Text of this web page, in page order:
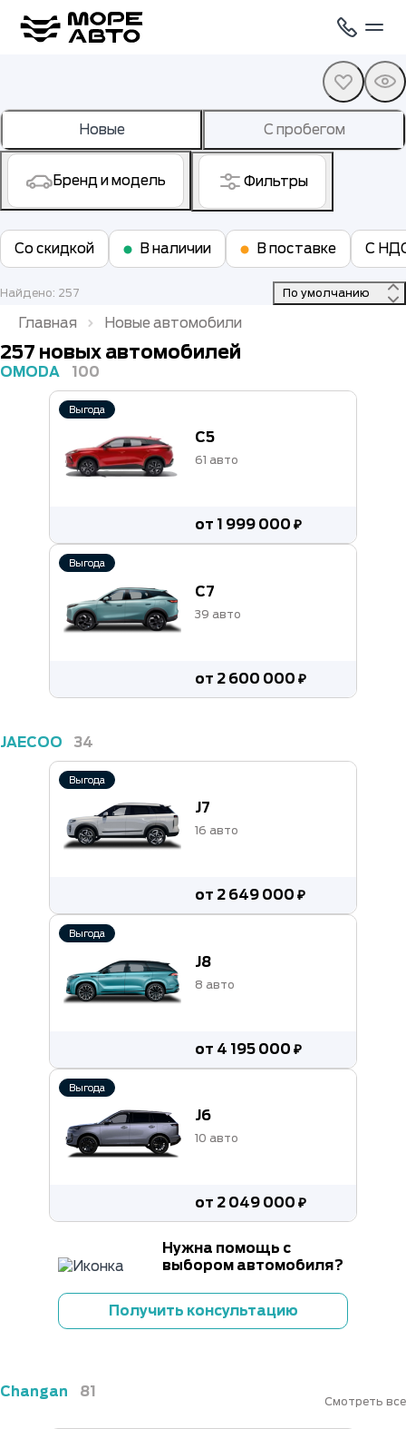
Новые С пробегом
Бренд и модель Фильтры
Со скидкой В наличии В поставке С
Найдено: 257
Главная Новые автомобили
257 новых автомобилей
OMODA 100
Выгода
C5
61 авто
от 1 999 000 ₽
Выгода
C7
39 авто
от 2 600 000 ₽
JAECOO 34
Выгода
J7
16 авто
от 2 649 000 ₽
Выгода
J8
8 авто
от 4 195 000 ₽
Выгода
J6
10 авто
от 2 049 000 ₽
Нужна помощь с
выбором автомобиля?
Получить консультацию
Changan 81
Смотреть все